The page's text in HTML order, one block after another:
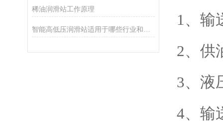
稀油润滑站工作原理
1、输
2、供
3、液
4、输